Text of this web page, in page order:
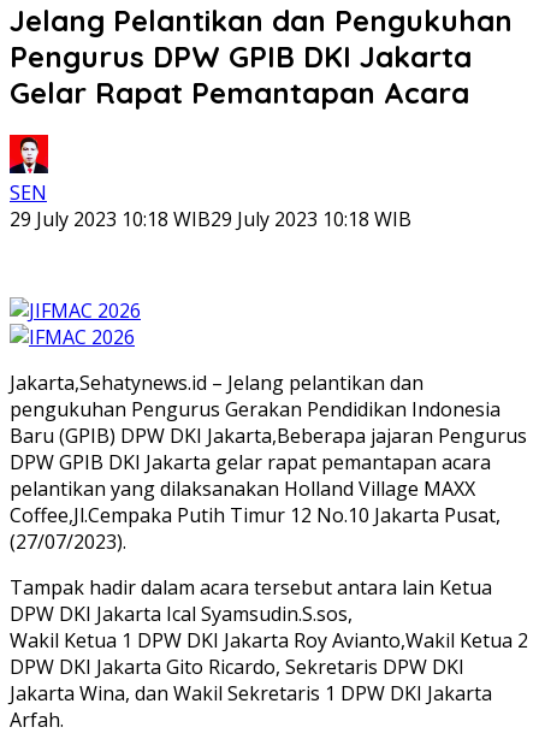
Jelang Pelantikan dan Pengukuhan
Pengurus DPW GPIB DKI Jakarta
Gelar Rapat Pemantapan Acara
SEN
29 July 2023 10:18 WIB29 July 2023 10:18 WIB
Jakarta,Sehatynews.id – Jelang pelantikan dan
pengukuhan Pengurus Gerakan Pendidikan Indonesia
Baru (GPIB) DPW DKI Jakarta,Beberapa jajaran Pengurus
DPW GPIB DKI Jakarta gelar rapat pemantapan acara
pelantikan yang dilaksanakan Holland Village MAXX
Coffee,Jl.Cempaka Putih Timur 12 No.10 Jakarta Pusat,
(27/07/2023).
Tampak hadir dalam acara tersebut antara lain Ketua
DPW DKI Jakarta Ical Syamsudin.S.sos,
Wakil Ketua 1 DPW DKI Jakarta Roy Avianto,Wakil Ketua 2
DPW DKI Jakarta Gito Ricardo, Sekretaris DPW DKI
Jakarta Wina, dan Wakil Sekretaris 1 DPW DKI Jakarta
Arfah.